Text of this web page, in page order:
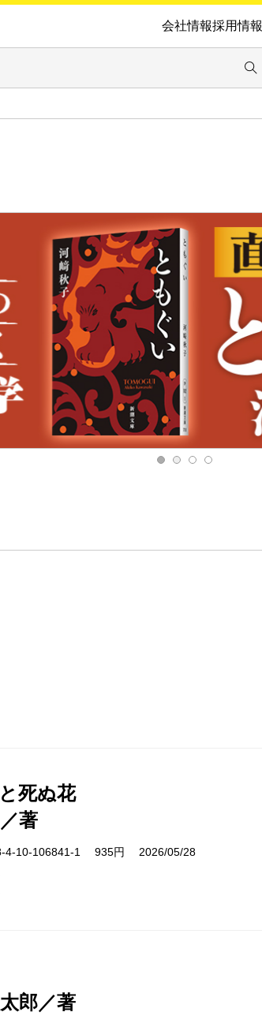
会社情報採用情報
死ぬ花
著
4-10-106841-1 935円 2026/05/28
郎／著